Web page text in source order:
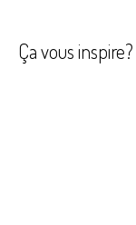
Ça vous inspire?